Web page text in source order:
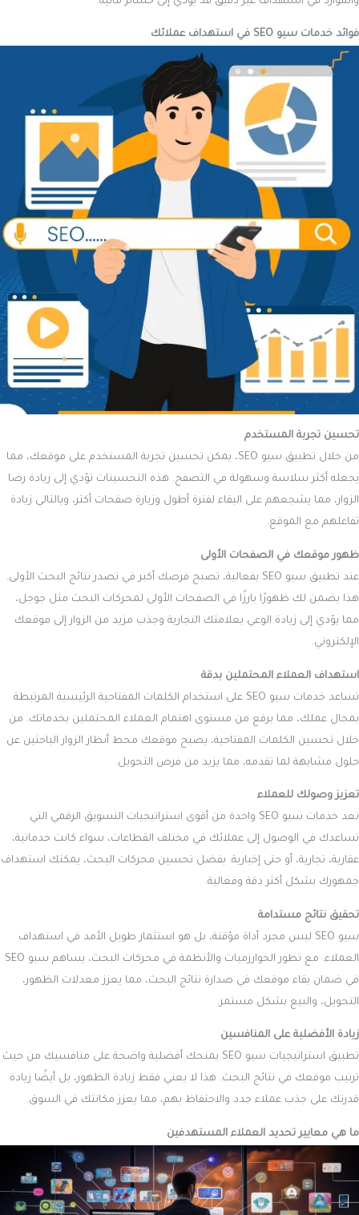
فوائد خدمات سيو SEO في استهداف عملائك
تحسين تجربة المستخدم
من خلال تطبيق سيو SEO، يمكن تحسين تجربة المستخدم على موقعك، مما
يجعله أكثر سلاسة وسهولة في التصفح. هذه التحسينات تؤدي إلى زيادة رضا
الزوار، مما يشجعهم على البقاء لفترة أطول وزيارة صفحات أكثر، وبالتالي زيادة
تفاعلهم مع الموقع.
ظهور موقعك في الصفحات الأولى
عند تطبيق سيو SEO بفعالية، تصبح فرصك أكبر في تصدر نتائج البحث الأولى.
هذا يضمن لك ظهورًا بارزًا في الصفحات الأولى لمحركات البحث مثل جوجل،
مما يؤدي إلى زيادة الوعي بعلامتك التجارية وجذب مزيد من الزوار إلى موقعك
الإلكتروني.
استهداف العملاء المحتملين بدقة
تساعد خدمات سيو SEO على استخدام الكلمات المفتاحية الرئيسية المرتبطة
بمجال عملك، مما يرفع من مستوى اهتمام العملاء المحتملين بخدماتك. من
خلال تحسين الكلمات المفتاحية، يصبح موقعك محط أنظار الزوار الباحثين عن
حلول مشابهة لما تقدمه، مما يزيد من فرص التحويل.
تعزيز وصولك للعملاء
تعد خدمات سيو SEO واحدة من أقوى استراتيجيات التسويق الرقمي التي
تساعدك في الوصول إلى عملائك في مختلف القطاعات، سواء كانت خدماتية،
عقارية، تجارية، أو حتى إخبارية. بفضل تحسين محركات البحث، يمكنك استهداف
جمهورك بشكل أكثر دقة وفعالية.
تحقيق نتائج مستدامة
سيو SEO ليس مجرد أداة مؤقتة، بل هو استثمار طويل الأمد في استهداف
العملاء. مع تطور الخوارزميات والأنظمة في محركات البحث، يساهم سيو SEO
في ضمان بقاء موقعك في صدارة نتائج البحث، مما يعزز معدلات الظهور،
التحويل، والبيع بشكل مستمر.
زيادة الأفضلية على المنافسين
تطبيق استراتيجيات سيو SEO يمنحك أفضلية واضحة على منافسيك من حيث
ترتيب موقعك في نتائج البحث. هذا لا يعني فقط زيادة الظهور، بل أيضًا زيادة
قدرتك على جذب عملاء جدد والاحتفاظ بهم، مما يعزز مكانتك في السوق.
ما هي معايير تحديد العملاء المستهدفين